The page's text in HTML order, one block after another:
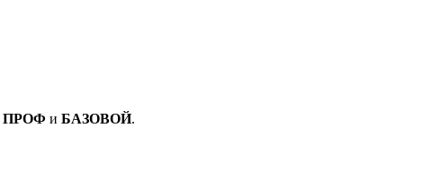
ПРОФ и БАЗОВОЙ.